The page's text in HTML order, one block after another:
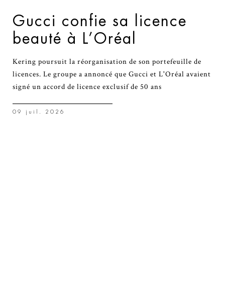
Gucci confie sa licence
beauté à L’Oréal
Kering poursuit la réorganisation de son portefeuille de
licences. Le groupe a annoncé que Gucci et L'Oréal avaient
signé un accord de licence exclusif de 50 ans
09 juil. 2026